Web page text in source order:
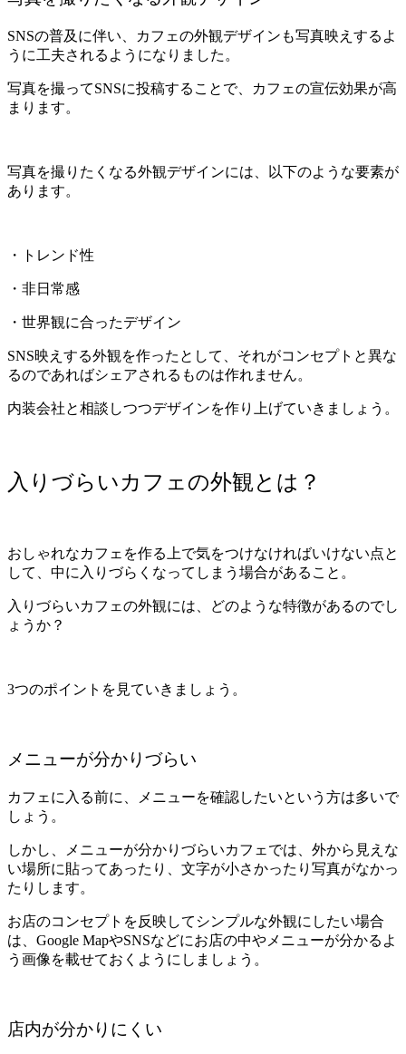
SNSの普及に伴い、カフェの外観デザインも写真映えするよ
うに工夫されるようになりました。
写真を撮ってSNSに投稿することで、カフェの宣伝効果が高
まります。
写真を撮りたくなる外観デザインには、以下のような要素が
あります。
・トレンド性
・非日常感
・世界観に合ったデザイン
SNS映えする外観を作ったとして、それがコンセプトと異な
るのであればシェアされるものは作れません。
内装会社と相談しつつデザインを作り上げていきましょう。
入りづらいカフェの外観とは？
おしゃれなカフェを作る上で気をつけなければいけない点と
して、中に入りづらくなってしまう場合があること。
入りづらいカフェの外観には、どのような特徴があるのでし
ょうか？
3つのポイントを見ていきましょう。
メニューが分かりづらい
カフェに入る前に、メニューを確認したいという方は多いで
しょう。
しかし、メニューが分かりづらいカフェでは、外から見えな
い場所に貼ってあったり、文字が小さかったり写真がなかっ
たりします。
お店のコンセプトを反映してシンプルな外観にしたい場合
は、Google MapやSNSなどにお店の中やメニューが分かるよ
う画像を載せておくようにしましょう。
店内が分かりにくい